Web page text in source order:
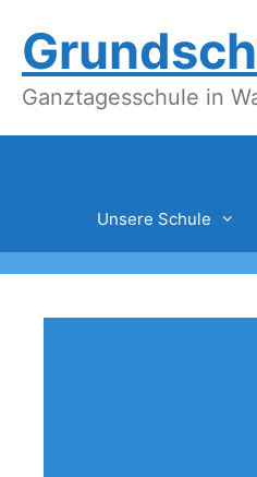
Inhalt
springen
Ganztagesschule in
Unsere Schule